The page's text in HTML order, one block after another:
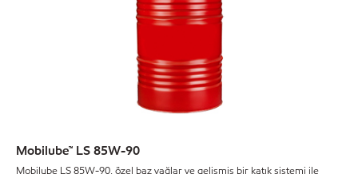
Mobilube™ LS 85W-90
Mobilube LS 85W-90, özel baz yağlar ve gelişmiş bir katık sistemi ile